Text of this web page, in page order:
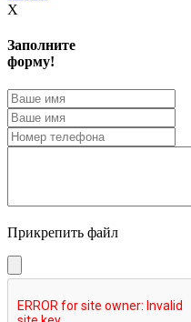
X
Заполните
форму!
Прикрепить файл